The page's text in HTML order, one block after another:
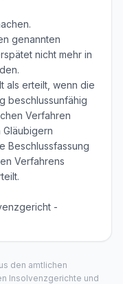
genannten
nicht mehr in
als erteilt, wenn die
beschlussunfähig
Verfahren
Beschlussfassung
Verfahrens
-
den amtlichen
Insolvenzgerichte und